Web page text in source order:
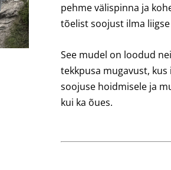
pehme välispinna ja
tõelist soojust ilma
See mudel on loodud
tekkpusa mugavust,
soojuse hoidmisele ja
kui ka õues.